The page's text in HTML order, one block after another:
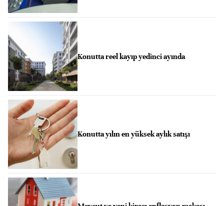
Konutta reel kayıp yedinci ayında
Konutta yılın en yüksek aylık satışı